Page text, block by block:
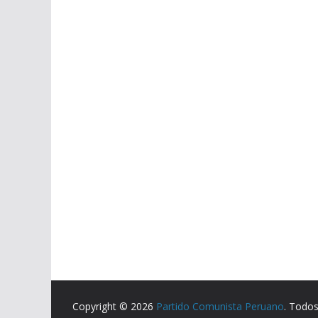
Copyright © 2026 Partido Comunista Peruano.